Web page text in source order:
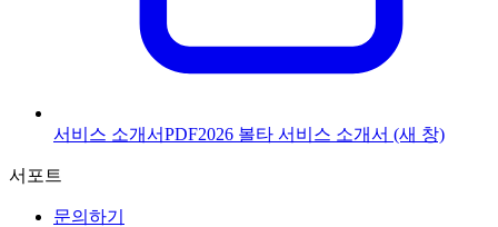
서비스 소개서PDF2026 볼타 서비스 소개서 (새 창)
서포트
문의하기